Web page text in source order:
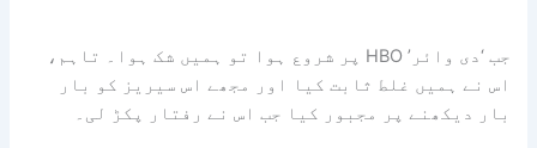
جب ‘دی وائر’ HBO پر شروع ہوا تو ہمیں شک ہوا۔ تاہم،
اس نے ہمیں غلط ثابت کیا اور مجھے اس سیریز کو بار
بار دیکھنے پر مجبور کیا جب اس نے رفتار پکڑ لی۔